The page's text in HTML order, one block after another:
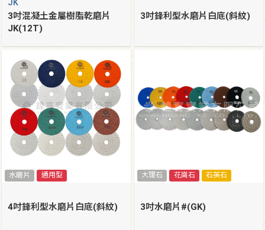
JK
3吋混凝土金屬樹脂乾磨片
JK(12T)
3吋鋒利型水磨片白底(斜紋)
水磨片 通用型
4吋鋒利型水磨片白底(斜紋)
大理石 花崗石 石英石
3吋水磨片#(GK)